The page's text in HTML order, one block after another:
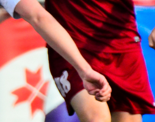
> Мордовия Саранск - Спартак
их в этом разделе.